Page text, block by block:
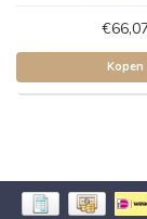
Kopen